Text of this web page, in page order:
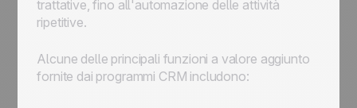
trattative, fino all'automazione delle attività
ripetitive.
Alcune delle principali funzioni a valore aggiunto
fornite dai programmi CRM includono: